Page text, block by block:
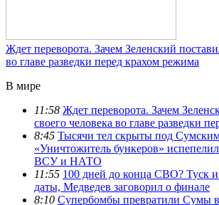
Ждет переворота. Зачем Зеленский
во главе разведки перед крахом режима
В мире
11:58 Ждет переворота. Зачем
своего человека во главе разведки
8:45 Тысячи тел скрыты под
«Уничтожитель бункеров»
ВСУ и НАТО
11:55 100 дней до конца СВО? Туск и
даты, Медведев заговорил о финале
8:10 Супербомбы превратили Сумы